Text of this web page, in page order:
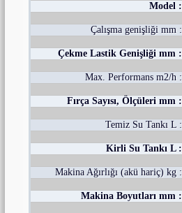
Model :
Çalışma genişliği mm :
Çekme Lastik Genişliği mm :
Max. Performans m2/h :
Fırça Sayısı, Ölçüleri mm :
Temiz Su Tankı L :
Kirli Su Tankı L :
Makina Ağırlığı (akü hariç) kg :
Makina Boyutları mm :